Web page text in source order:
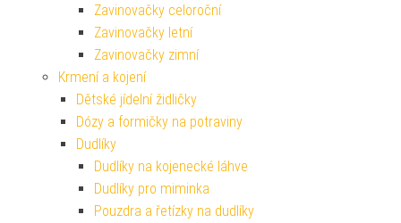
Zavinovačky celoroční
Zavinovačky letní
Zavinovačky zimní
Krmení a kojení
Dětské jídelní židličky
Dózy a formičky na potraviny
Dudlíky
Dudlíky na kojenecké láhve
Dudlíky pro miminka
Pouzdra a řetízky na dudlíky